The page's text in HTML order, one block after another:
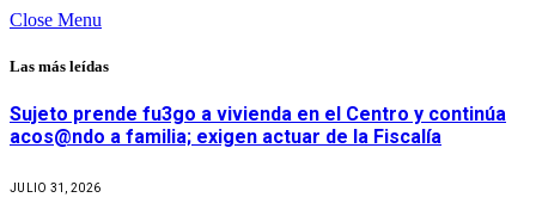
Close Menu
Las más leídas
Sujeto prende fu3go a vivienda en el Centro y continúa
acos@ndo a familia; exigen actuar de la Fiscalía
JULIO 31, 2026